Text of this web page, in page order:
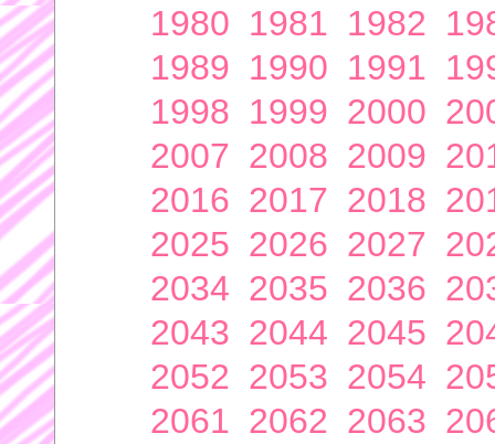
1980 1981 1982
1989 1990 1991
1998 1999 2000
2007 2008 2009
2016 2017 2018
2025 2026 2027
2034 2035 2036
2043 2044 2045
2052 2053 2054
2061 2062 2063